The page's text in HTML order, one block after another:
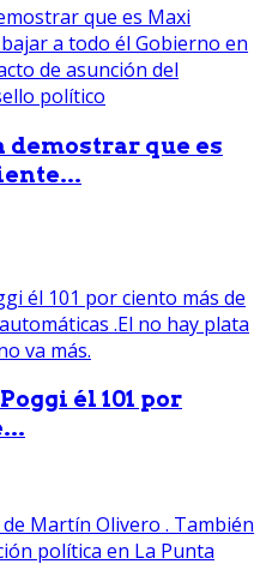
demostrar que es
él 101 por